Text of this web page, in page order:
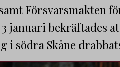
Försvarsmakten
januari bekräftades
i södra Skåne